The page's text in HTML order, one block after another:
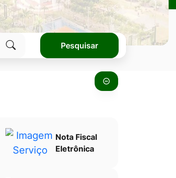
Clique
Pesquisar
Nota Fiscal
Eletrônica